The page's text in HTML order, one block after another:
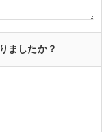
ましたか？